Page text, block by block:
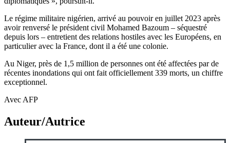
Le régime militaire nigérien, arrivé au pouvoir en juillet 2023 après
avoir renversé le président civil Mohamed Bazoum – séquestré
depuis lors – entretient des relations hostiles avec les Européens, en
particulier avec la France, dont il a été une colonie.
Au Niger, près de 1,5 million de personnes ont été affectées par de
récentes inondations qui ont fait officiellement 339 morts, un chiffre
exceptionnel.
Avec AFP
Auteur/Autrice